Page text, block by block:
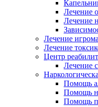
Лечение
Лечение
Лечение
Лечение
Центр
Лечение
Помощь
Помощь
Помощь